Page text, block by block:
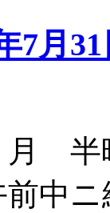
7月
月 半
中